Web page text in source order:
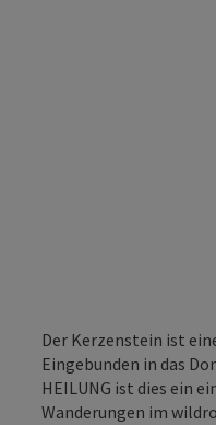
Der Kerzenstein ist
Eingebunden in das
HEILUNG ist dies ein
Wanderungen im